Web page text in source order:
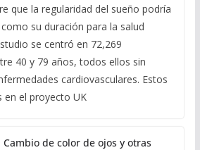
que la regularidad del sueño podría
su duración para la salud
se centró en 72,269
40 y 79 años, todos ellos sin
cardiovasculares. Estos
en el proyecto UK
Cambio de color de ojos y otras